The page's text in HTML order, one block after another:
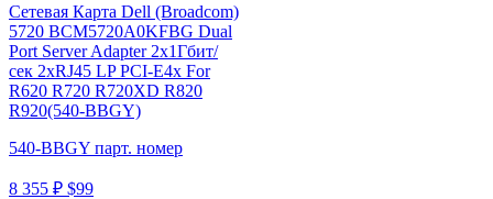
Сетевая Карта Dell (Broadcom)
5720 BCM5720A0KFBG Dual
Port Server Adapter 2x1Гбит/
сек 2xRJ45 LP PCI-E4x For
R620 R720 R720XD R820
R920(540-BBGY)
540-BBGY парт. номер
8 355 ₽ $99